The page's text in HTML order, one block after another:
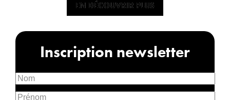
EN DÉCOUVRIR PLUS
EN DÉCOUVRIR PLUS
Inscription newsletter